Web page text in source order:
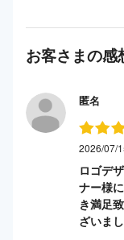
お客さまの感
匿名
2026/07/
ロゴデ
ナー様
き満足
ざいまし